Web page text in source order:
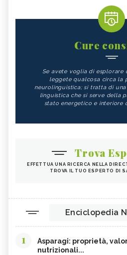
Cure
Se avete voglia di esplorare
leggete qualcosa circa la
neurolinguistica; si tratta di
linguistica che si serve della
stato energetico e interiore
Trova
EFFETTUA UNA RICERCA NELLA
TROVA IL TUO ESPERTO DI
Enciclopedia
1
Asparagi: proprietà,
nutrizionali...